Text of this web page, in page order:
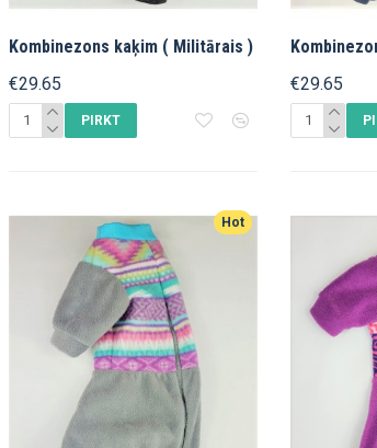
Kombinezons kaķim ( Militārais )
€29.65
PIRKT
€29.65
Hot